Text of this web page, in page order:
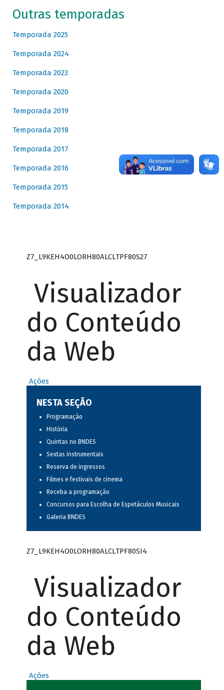
Outras temporadas
Temporada 2025
Temporada 2024
Temporada 2023
Temporada 2020
Temporada 2019
Temporada 2018
Temporada 2017
Temporada 2016
Temporada 2015
Temporada 2014
Z7_L9KEH4O0LORH80ALCLTPF80S27
Visualizador
do Conteúdo
da Web
Ações
NESTA SEÇÃO
Programação
História
Quintas no BNDES
Sextas instrumentais
Reserva de ingressos
Filmes e festivais de cinema
Receba a programação
Concursos para Escolha de Espetáculos Musicais
Galeria BNDES
Z7_L9KEH4O0LORH80ALCLTPF80SI4
Visualizador
do Conteúdo
da Web
Ações